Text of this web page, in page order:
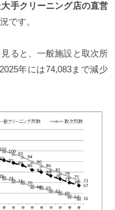
手クリーニング店の直営
です。
ると、一般施設と取次所
年には74,083まで減少